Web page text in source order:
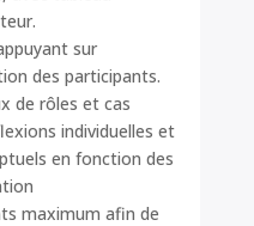
sur
des participants.
de rôles et cas
individuelles et
en fonction des
maximum afin de